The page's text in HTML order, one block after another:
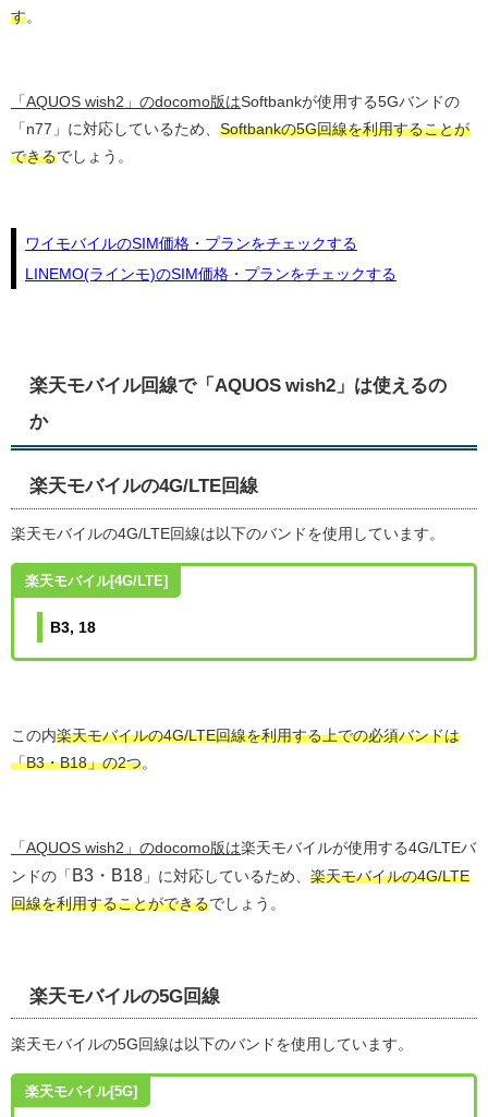
す。
「AQUOS wish2」のdocomo版はSoftbankが使用する5Gバンドの
「n77」に対応しているため、 Softbankの5G回線を利用することが
できるでしょう。
ワイモバイルのSIM価格・プランをチェックする
LINEMO(ラインモ)のSIM価格・プランをチェックする
楽天モバイル回線で「AQUOS wish2」は使えるの
か
楽天モバイルの4G/LTE回線
楽天モバイルの4G/LTE回線は以下のバンドを使用しています。
楽天モバイル[4G/LTE]
B3, 18
この内楽天モバイルの4G/LTE回線を利用する上での必須バンドは
「B3・B18」の2つ
「AQUOS wish2」のdocomo版は楽天モバイルが使用する4G/LTEバ
ンドの「 B3・B18 」に対応しているため、 楽天モバイルの4G/LTE
回線を利用することができるでしょう。
楽天モバイルの5G回線
楽天モバイルの5G回線は以下のバンドを使用しています。
楽天モバイル[5G]